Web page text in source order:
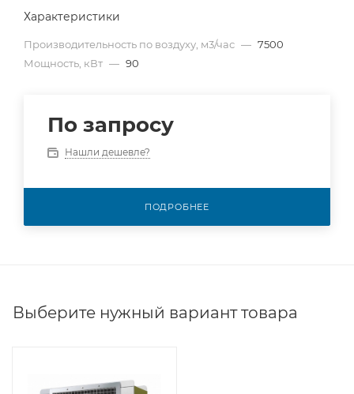
Характеристики
Производительность по воздуху, м3/час — 7500
Мощность, кВт — 90
По запросу
Нашли дешевле?
ПОДРОБНЕЕ
Выберите нужный вариант товара